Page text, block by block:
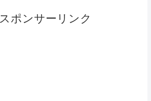
スポンサーリンク